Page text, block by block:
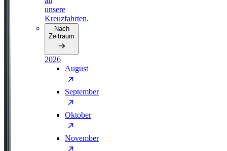
unsere
Kreuzfahrten.
Nach
Zeitraum
2026
August
September
Oktober
November